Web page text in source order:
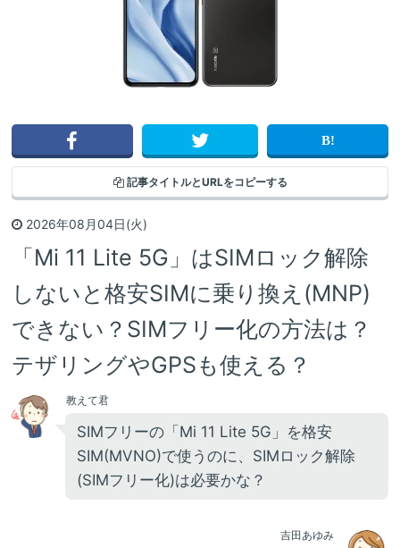
記事タイトルとURLをコピーする
2026年08月04日(火)
「Mi 11 Lite 5G」はSIMロック解除
しないと格安SIMに乗り換え(MNP)
できない？SIMフリー化の方法は？
テザリングやGPSも使える？
教えて君
SIMフリーの「Mi 11 Lite 5G」を格安
SIM(MVNO)で使うのに、SIMロック解除
(SIMフリー化)は必要かな？
吉田あゆみ